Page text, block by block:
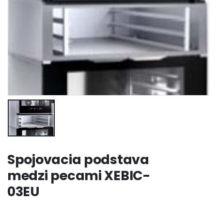
Spojovacia podstava
medzi pecami XEBIC-
03EU